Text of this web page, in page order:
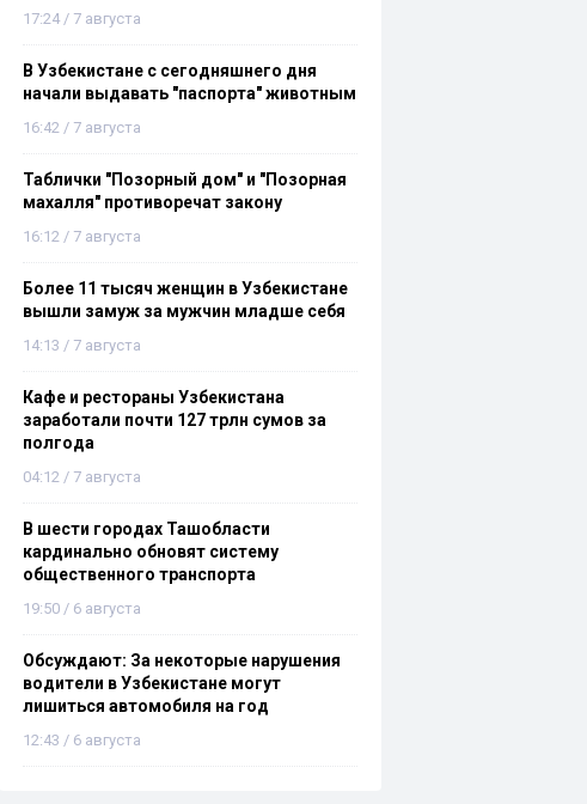
17:24 / 7 августа
В Узбекистане с сегодняшнего дня
начали выдавать "паспорта" животным
16:42 / 7 августа
Таблички "Позорный дом" и "Позорная
махалля" противоречат закону
16:12 / 7 августа
Более 11 тысяч женщин в Узбекистане
вышли замуж за мужчин младше себя
14:13 / 7 августа
Кафе и рестораны Узбекистана
заработали почти 127 трлн сумов за
полгода
04:12 / 7 августа
В шести городах Ташобласти
кардинально обновят систему
общественного транспорта
19:50 / 6 августа
Обсуждают: За некоторые нарушения
водители в Узбекистане могут
лишиться автомобиля на год
12:43 / 6 августа